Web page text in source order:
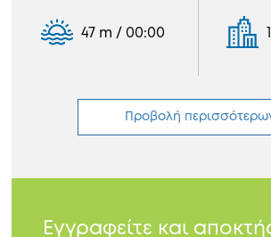
47 m / 00:00
Προβολή
Εγγραφείτε και